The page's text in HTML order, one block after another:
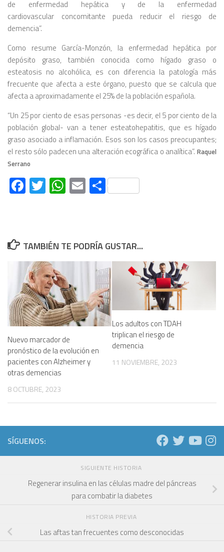
de enfermedad hepática y de la enfermedad
cardiovascular concomitante pueda reducir el riesgo de
demencia”.
Como resume García-Monzón, la enfermedad hepática por
depósito graso, también conocida como hígado graso o
esteatosis no alcohólica, es con diferencia la patología más
frecuente que afecta a este órgano, puesto que se calcula que
afecta a aproximadamente el 25% de la población española.
“Un 25 por ciento de esas personas -es decir, el 5 por ciento de la
población global- van a tener esteatohepatitis, que es hígado
graso asociado a inflamación. Esos son los casos preocupantes;
el resto sólo padecen una alteración ecográfica o analítica”. Raquel
Serrano
Facebook
Twitter
WhatsApp
EmailCompartir
TAMBIÉN TE PODRÍA GUSTAR...
Nuevo marcador de
pronóstico de la evolución en
pacientes con Alzheimer y
otras demencias
8 OCTUBRE, 2023
Los adultos con TDAH
triplican el riesgo de
demencia
11 NOVIEMBRE, 2023
SÍGUENOS:
SIGUIENTE HISTORIA
Regenerar insulina en las células madre del páncreas
para combatir la diabetes
HISTORIA PREVIA
Las aftas tan frecuentes como desconocidas